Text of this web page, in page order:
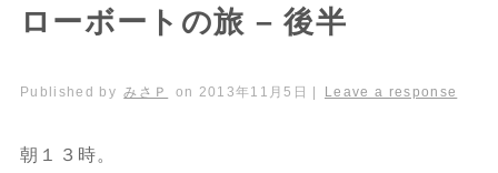
ローボートの旅 – 後半
Published by みさＰ on 2013年11月5日 | Leave a response
朝１３時。